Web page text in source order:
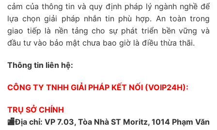
cảm của thông tin và quy định pháp lý ngành nghề để
lựa chọn giải pháp nhắn tin phù hợp. An toàn trong
giao tiếp là nền tảng cho sự phát triển bền vững và
đầu tư vào bảo mật chưa bao giờ là điều thừa thãi.
Thông tin liên hệ:
CÔNG TY TNHH GIẢI PHÁP KẾT NỐI (VOIP24H):
TRỤ SỞ CHÍNH
🏬Địa chỉ: VP 7.03, Tòa Nhà ST Moritz, 1014 Phạm Văn